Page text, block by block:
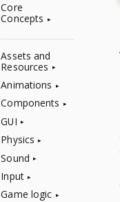
Core
Concepts
Assets and
Resources
Animations
Components
GUI
Physics
Sound
Input
Game logic